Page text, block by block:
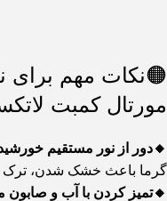
🟠نکات مهم برای
مورتال کمبت
🔸دور از نور مستقیم
گرما باعث خشک شدن، ترک
🔸تمیز کردن با آب و صابون